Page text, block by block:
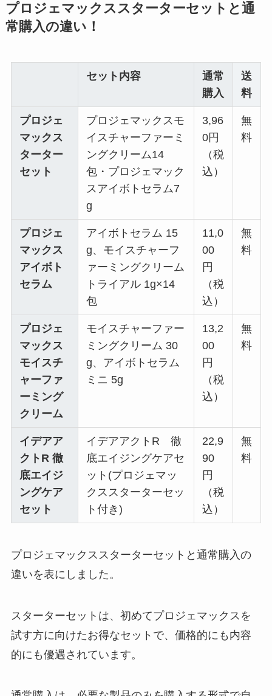
プロジェマックススターターセットと通
常購入の違い！
セット内容
通常
購入
送
料
プロジェ
マックス
ターター
セット
プロジェマックスモ
イスチャーファーミ
ングクリーム14
包・プロジェマック
スアイボトセラム7
g
3,96
0円
（税
込）
無
料
プロジェ
マックス
アイボト
セラム
アイボトセラム 15
g、モイスチャーフ
ァーミングクリーム
トライアル 1g×14
包
11,0
00
円
（税
込）
無
料
プロジェ
マックス
モイスチ
ャーファ
ーミング
クリーム
モイスチャーファー
ミングクリーム 30
g、アイボトセラム
ミニ 5g
13,2
00
円
（税
込）
無
料
イデアア
クトR 徹
底エイジ
ングケア
セット
イデアアクトR 徹
底エイジングケアセ
ット(プロジェマッ
クススターターセッ
ト付き)
22,9
90
円
（税
込）
無
料
プロジェマックススターターセットと通常購入の
違いを表にしました。
スターターセットは、初めてプロジェマックスを
試す方に向けたお得なセットで、価格的にも内容
的にも優遇されています。